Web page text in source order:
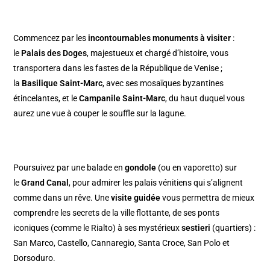
Commencez par les incontournables monuments à visiter :
le Palais des Doges, majestueux et chargé d’histoire, vous
transportera dans les fastes de la République de Venise ;
la Basilique Saint-Marc, avec ses mosaïques byzantines
étincelantes, et leCampanile Saint-Marc, du haut duquel vous
aurez une vue à couper le souffle sur la lagune.
Poursuivez par une balade engondole (ou en vaporetto) sur
leGrand Canal, pour admirer les palais vénitiens qui s’alignent
comme dans un rêve. Unevisite guidéevous permettra de mieux
comprendre les secrets de la ville flottante, de ses ponts
iconiques (comme le Rialto) à ses mystérieuxsestieri (quartiers) :
San Marco, Castello, Cannaregio, Santa Croce, San Polo et
Dorsoduro.